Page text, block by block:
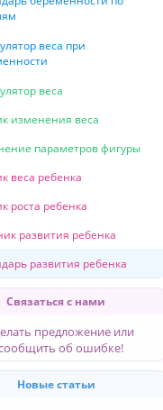
веса при
веса
изменения веса
параметров фигуры
веса ребенка
роста ребенка
развития ребенка
развития ребенка
Связаться с нами
предложение или
об ошибке!
Новые статьи